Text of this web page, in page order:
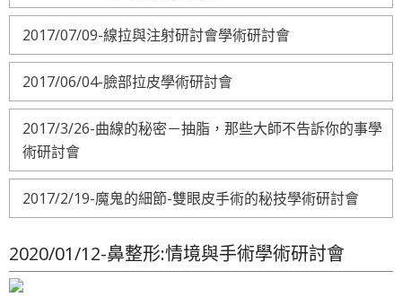
2017/07/09-線拉與注射研討會學術研討會
2017/06/04-臉部拉皮學術研討會
2017/3/26-曲線的秘密－抽脂，那些大師不告訴你的事學
術研討會
2017/2/19-魔鬼的細節-雙眼皮手術的秘技學術研討會
2020/01/12-鼻整形:情境與手術學術研討會